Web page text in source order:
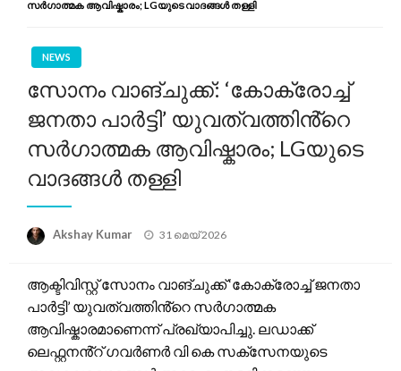
സർഗാത്മക ആവിഷ്കാരം; LGയുടെ വാദങ്ങൾ തള്ളി
NEWS
സോനം വാങ്ചുക്ക്: ‘കോക്രോച്ച്
ജനതാ പാർട്ടി’ യുവത്വത്തിൻ്റെ
സർഗാത്മക ആവിഷ്കാരം; LGയുടെ
വാദങ്ങൾ തള്ളി
Akshay Kumar
Posted
31 മെയ്‌ 2026
ആക്ടിവിസ്റ്റ് സോനം വാങ്ചുക്ക് ‘കോക്രോച്ച് ജനതാ
പാർട്ടി’ യുവത്വത്തിൻ്റെ സർഗാത്മക
ആവിഷ്കാരമാണെന്ന് പ്രഖ്യാപിച്ചു. ലഡാക്ക്
ലെഫ്റ്റനൻ്റ് ഗവർണർ വി കെ സക്സേനയുടെ